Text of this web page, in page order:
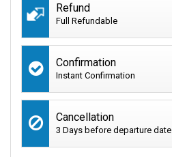
Refund
Full Refundable
Confirmation
Instant Confirmation
Cancellation
3 Days before departure date